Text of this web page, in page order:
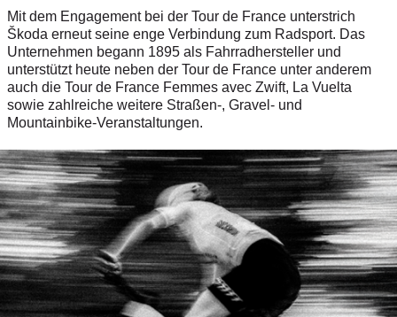
Mit dem Engagement bei der Tour de France unterstrich
Škoda erneut seine enge Verbindung zum Radsport. Das
Unternehmen begann 1895 als Fahrradhersteller und
unterstützt heute neben der Tour de France unter anderem
auch die Tour de France Femmes avec Zwift, La Vuelta
sowie zahlreiche weitere Straßen-, Gravel- und
Mountainbike-Veranstaltungen.